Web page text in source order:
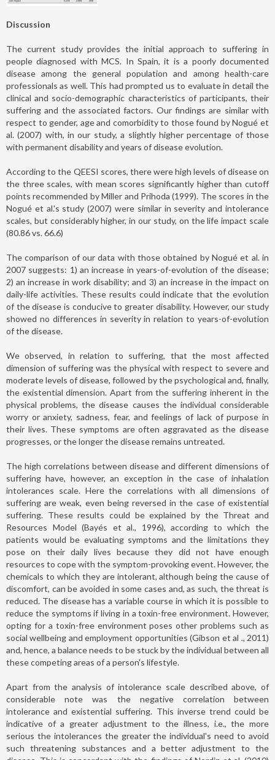
Discussion
The current study provides the initial approach to suffering in
people diagnosed with MCS. In Spain, it is a poorly documented
disease among the general population and among health-care
professionals as well. This had prompted us to evaluate in detail the
clinical and socio-demographic characteristics of participants, their
suffering and the associated factors. Our findings are similar with
respect to gender, age and comorbidity to those found by Nogué et
al. (2007) with, in our study, a slightly higher percentage of those
with permanent disability and years of disease evolution.
According to the QEESI scores, there were high levels of disease on
the three scales, with mean scores significantly higher than cutoff
points recommended by Miller and Prihoda (1999). The scores in the
Nogué et al.'s study (2007) were similar in severity and intolerance
scales, but considerably higher, in our study, on the life impact scale
(80.86 vs. 66.6)
The comparison of our data with those obtained by Nogué et al. in
2007 suggests: 1) an increase in years-of-evolution of the disease;
2) an increase in work disability; and 3) an increase in the impact on
daily-life activities. These results could indicate that the evolution
of the disease is conducive to greater disability. However, our study
showed no differences in severity in relation to years-of-evolution
of the disease.
We observed, in relation to suffering, that the most affected
dimension of suffering was the physical with respect to severe and
moderate levels of disease, followed by the psychological and, finally,
the existential dimension. Apart from the suffering inherent in the
physical problems, the disease causes the individual considerable
worry or anxiety, sadness, fear, and feelings of lack of purpose in
their lives. These symptoms are often aggravated as the disease
progresses, or the longer the disease remains untreated.
The high correlations between disease and different dimensions of
suffering have, however, an exception in the case of inhalation
intolerances scale. Here the correlations with all dimensions of
suffering are weak, even being reversed in the case of existential
suffering. These results could be explained by the Threat and
Resources Model (Bayés et al., 1996), according to which the
patients would be evaluating symptoms and the limitations they
pose on their daily lives because they did not have enough
resources to cope with the symptom-provoking event. However, the
chemicals to which they are intolerant, although being the cause of
discomfort, can be avoided in some cases and, as such, the threat is
reduced. The disease has a variable course in which it is possible to
reduce the symptoms if living in a toxin-free environment. However,
opting for a toxin-free environment poses other problems such as
social wellbeing and employment opportunities (Gibson et al ., 2011)
and, hence, a balance needs to be stuck by the individual between all
these competing areas of a person's lifestyle.
Apart from the analysis of intolerance scale described above, of
considerable note was the negative correlation between
intolerance and existential suffering. This inverse trend could be
indicative of a greater adjustment to the illness, i.e., the more
serious the intolerances the greater the individual's need to avoid
such threatening substances and a better adjustment to the